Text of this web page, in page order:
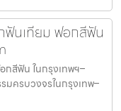
นเทียม ฟอกสีฟัน
สีฟัน ในกรุงเทพฯ–
ครบวงจรในกรุงเทพ–